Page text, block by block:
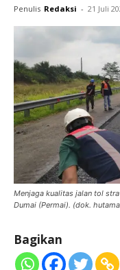
Penulis Redaksi - 21 Juli
Menjaga kualitas jalan tol
Dumai (Permai). (dok.
Bagikan